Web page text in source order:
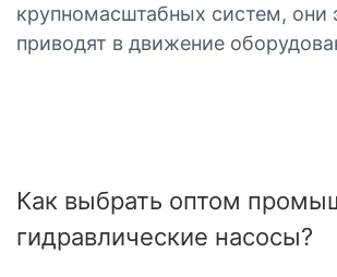
крупномасштабных систем, они
приводят в движение
Как выбрать оптом
гидравлические насосы?